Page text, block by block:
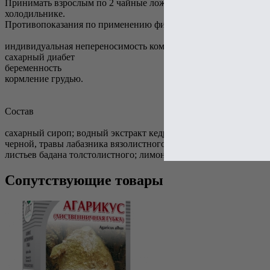
Принимать взрослым по 2 чайные ложки (8 мл) 3 раза в день в
холодильнике.
Противопоказания по применению фитобальзама Горный
индивидуальная непереносимость компонентов
сахарный диабет
беременность
кормление грудью.
Состав
сахарный сироп; водный экстракт кедрового ореха, корневищ
черной, травы лабазника вязолистного, чаги, корневищ с
листьев бадана толстолистного; лимонная кислота; настой
Сопутствующие товары